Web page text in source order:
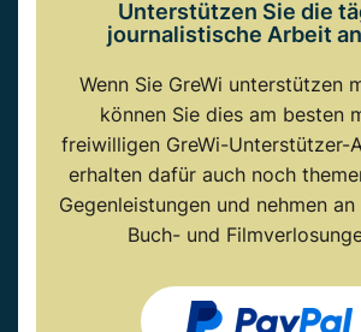
Unterstützen Sie die
journalistische Arbeit
Wenn Sie GreWi unterstützen
können Sie dies am besten
freiwilligen GreWi-Unterstützer-
erhalten dafür auch noch
Gegenleistungen und nehmen
Buch- und